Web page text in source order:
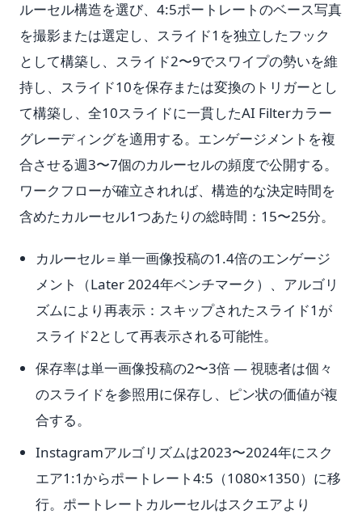
ルーセル構造を選び、4:5ポートレートのベース写真
を撮影または選定し、スライド1を独立したフック
として構築し、スライド2〜9でスワイプの勢いを維
持し、スライド10を保存または変換のトリガーとし
て構築し、全10スライドに一貫したAI Filterカラー
グレーディングを適用する。エンゲージメントを複
合させる週3〜7個のカルーセルの頻度で公開する。
ワークフローが確立されれば、構造的な決定時間を
含めたカルーセル1つあたりの総時間：15〜25分。
カルーセル＝単一画像投稿の1.4倍のエンゲージ
メント（Later 2024年ベンチマーク）、アルゴリ
ズムにより再表示：スキップされたスライド1が
スライド2として再表示される可能性。
保存率は単一画像投稿の2〜3倍 — 視聴者は個々
のスライドを参照用に保存し、ピン状の価値が複
合する。
Instagramアルゴリズムは2023〜2024年にスク
エア1:1からポートレート4:5（1080×1350）に移
行。ポートレートカルーセルはスクエアより